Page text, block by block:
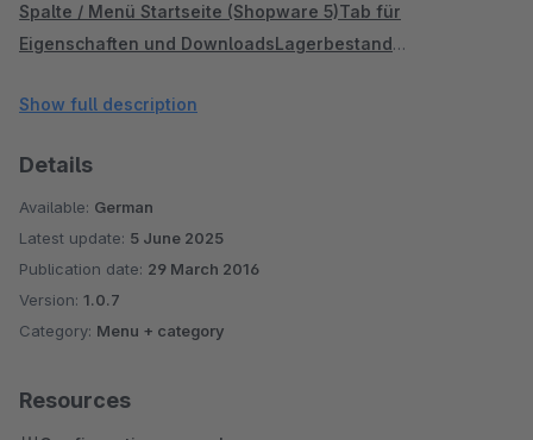
Spalte / Menü Startseite (Shopware 5)Tab für
Eigenschaften und DownloadsLagerbestand
aktive Kategorie Links (Shopware 4!)
Show full description
Details
Available: German
Latest update: 5 June 2025
Publication date: 29 March 2016
Version: 1.0.7
Category: Menu + category
Resources